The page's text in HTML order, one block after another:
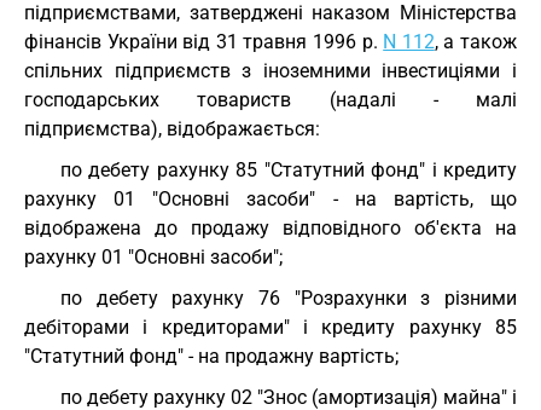
підприємствами, затверджені наказом Міністерства
фінансів України від 31 травня 1996 р. N 112, а також
спільних підприємств з іноземними інвестиціями і
господарських товариств (надалі - малі
підприємства), відображається:
по дебету рахунку 85 "Статутний фонд" і кредиту
рахунку 01 "Основні засоби" - на вартість, що
відображена до продажу відповідного об'єкта на
рахунку 01 "Основні засоби";
по дебету рахунку 76 "Розрахунки з різними
дебіторами і кредиторами" і кредиту рахунку 85
"Статутний фонд" - на продажну вартість;
по дебету рахунку 02 "Знос (амортизація) майна" і